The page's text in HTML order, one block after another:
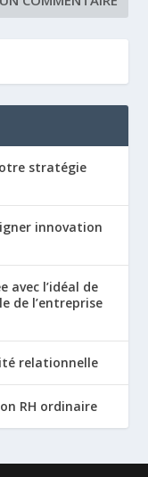
stratégie
innovation
avec l’idéal de
de l’entreprise
relationnelle
RH ordinaire